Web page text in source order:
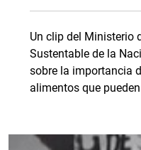
Un clip del Ministerio
Sustentable de la
sobre la importancia
alimentos que